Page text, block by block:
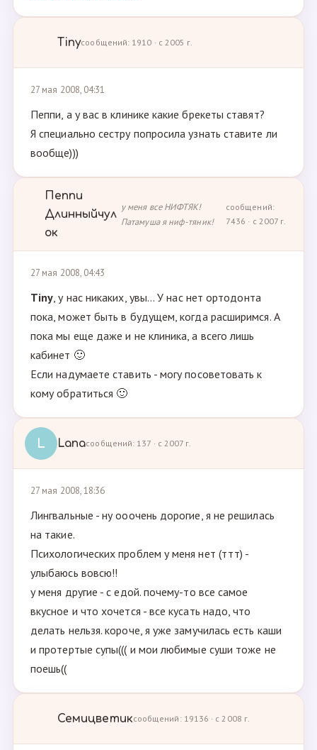
Tinyсообщений: 1910 · с 2005 г.
27 мая 2008, 04:31
Пеппи, а у вас в клинике какие брекеты ставят?
Я специально сестру попросила узнать ставите ли
вообще)))
Пеппи
Длинныйчул
ок
у меня все НИФТЯК!
Патамуша я ниф-тяник!
сообщений:
7436 · с 2007 г.
27 мая 2008, 04:43
Tiny, у нас никаких, увы... У нас нет ортодонта
пока, может быть в будущем, когда расширимся. А
пока мы еще даже и не клиника, а всего лишь
кабинет 🙂
Если надумаете ставить - могу посоветовать к
кому обратиться 🙂
L Lanaсообщений: 137 · с 2007 г.
27 мая 2008, 18:36
Лингвальные - ну ооочень дорогие, я не решилась
на такие.
Психологических проблем у меня нет (ттт) -
улыбаюсь вовсю!!
у меня другие - с едой. почему-то все самое
вкусное и что хочется - все кусать надо, что
делать нельзя. короче, я уже замучилась есть каши
и протертые супы((( и мои любимые суши тоже не
поешь((
Семицветиксообщений: 19136 · с 2008 г.